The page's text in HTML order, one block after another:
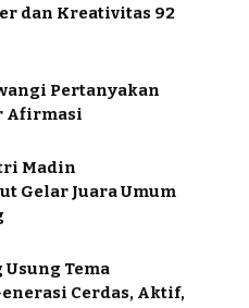
dan Kreativitas 92
Pertanyakan
Afirmasi
Madin
Gelar Juara Umum
Usung Tema
Cerdas, Aktif,